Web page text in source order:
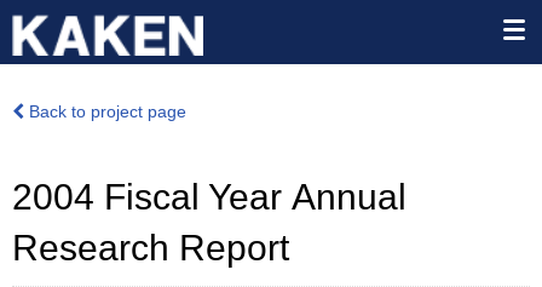
Back to project page
2004 Fiscal Year Annual
Research Report